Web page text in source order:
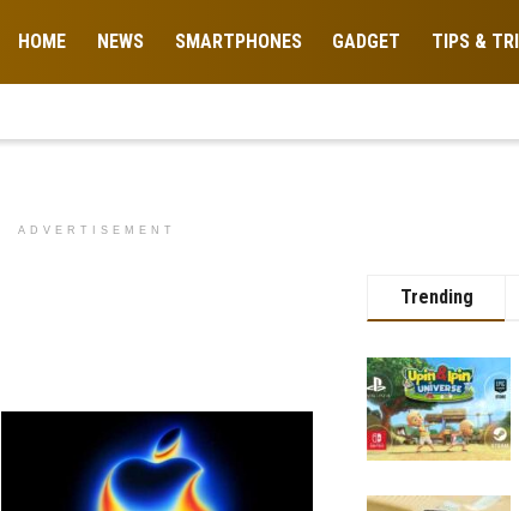
HOME NEWS SMARTPHONES GADGET TIPS &
ADVERTISEMENT
Trending